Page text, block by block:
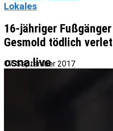
osna.live
Lokales
16-jähriger
Gesmold tödlich
17. September 2017